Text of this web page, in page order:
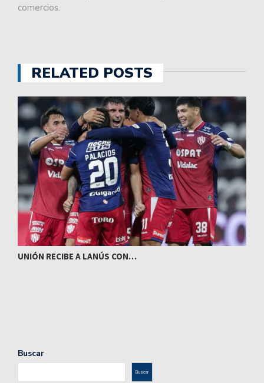
comercios.
RELATED POSTS
UNIÓN RECIBE A LANÚS CON…
Buscar
Buscar